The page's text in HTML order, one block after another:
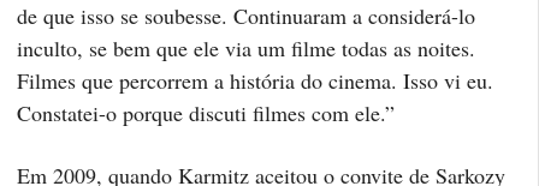
de que isso se soubesse. Continuaram a considerá-lo
inculto, se bem que ele via um filme todas as noites.
Filmes que percorrem a história do cinema. Isso vi eu.
Constatei-o porque discuti filmes com ele.”
Em 2009, quando Karmitz aceitou o convite de Sarkozy